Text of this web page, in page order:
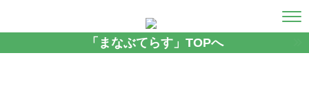
「まなぶてらす」TOPへ